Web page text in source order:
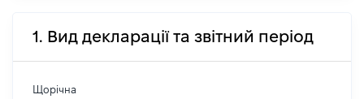
1. Вид декларації та звітний період
Щорічна